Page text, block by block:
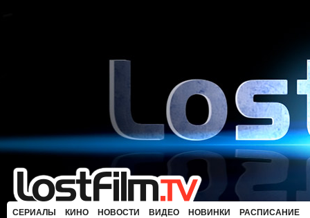
СЕРИАЛЫ КИНО НОВОСТИ ВИДЕО НОВИНКИ РАСПИСАНИЕ